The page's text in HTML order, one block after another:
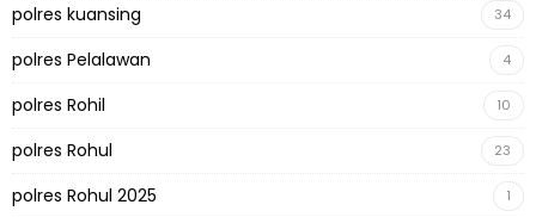
polres kuansing 34
polres Pelalawan 4
polres Rohil 10
polres Rohul 23
polres Rohul 2025 1